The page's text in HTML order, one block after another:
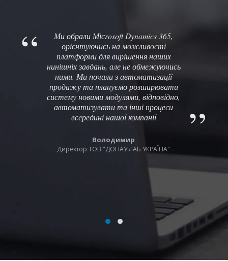
Ми обрали Місrosoft Dynamics 365,
орієнтуючись на можливості
платформи для вирішення наших
нинішніх завдань, але не обмежуючись
ними. Ми почали з автоматизації
продажу та плануємо розширювати
систему новими модулями, відповідно,
автоматизувати та інші процеси
всередині нашої компанії
Володимир
Директор ТОВ "ДОНАУ ЛАБ УКРАЇНА"